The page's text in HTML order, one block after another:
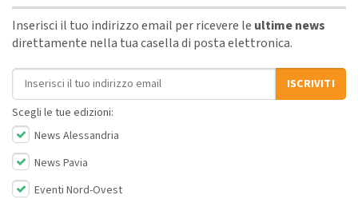
Inserisci il tuo indirizzo email per ricevere le ultime news
direttamente nella tua casella di posta elettronica.
Indirizzo email
ISCRIVITI
Scegli le tue edizioni:
News Alessandria
News Pavia
Eventi Nord-Ovest